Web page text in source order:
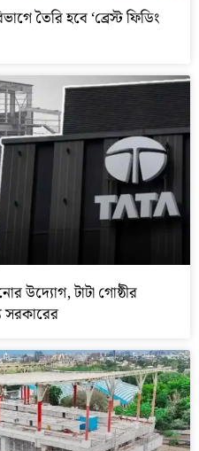
তৈরি হবে ‘ব্রেস্ট ফিডিং
উদ্যোগ, টাটা গোষ্ঠীর
সরকারের